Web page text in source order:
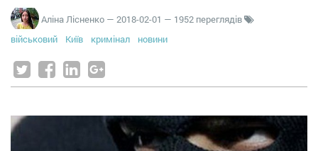
Аліна Лісненко — 2018-02-01 — 1952 переглядів
військовий
Київ кримінал новини